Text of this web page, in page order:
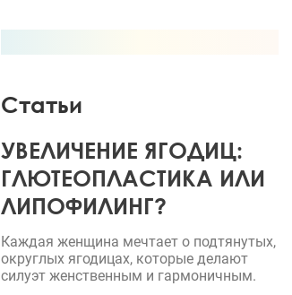
Статьи
УВЕЛИЧЕНИЕ ЯГОДИЦ:
ГЛЮТЕОПЛАСТИКА ИЛИ
ЛИПОФИЛИНГ?
Каждая женщина мечтает о подтянутых,
округлых ягодицах, которые делают
силуэт женственным и гармоничным.